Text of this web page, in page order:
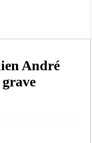
Ino, de nouveau Interpellé
procureur financier
qui menace la FSF
des citoyens répondent à
André